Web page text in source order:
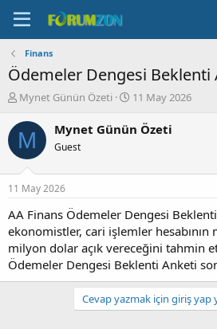
Finans
Ödemeler Dengesi Beklenti
K
n
b
u
u
b
a
l
a
t
a
Mynet Günün Özeti
B
ş
ç
a
r
i
h
i
11 May 2026
M Mynet Günün Özeti
Guest
11 May 2026
AA Finans Ödemeler Dengesi
ekonomistler, cari işlemler
milyon dolar açık vereceğini tahmin
Ödemeler Dengesi Beklenti Anketi
Cevap yazmak için giriş yap